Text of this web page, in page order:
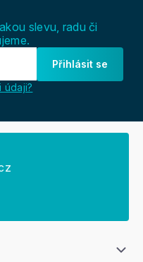
slevu, radu či
Přihlásit se
údaji?